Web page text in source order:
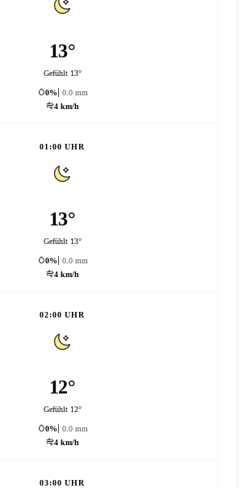
13°
Gefühlt 13°
0%
0.0 mm
4 km/h
01:00 UHR
13°
Gefühlt 13°
0%
0.0 mm
4 km/h
02:00 UHR
12°
Gefühlt 12°
0%
0.0 mm
4 km/h
03:00 UHR